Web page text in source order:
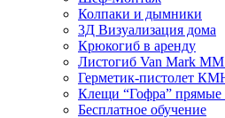
Колпаки и дымники
3Д Визуализация дома
Крюкогиб в аренду
Листогиб Van Mark
Герметик-пистолет
Клещи “Гофра” прямые
Бесплатное обучение